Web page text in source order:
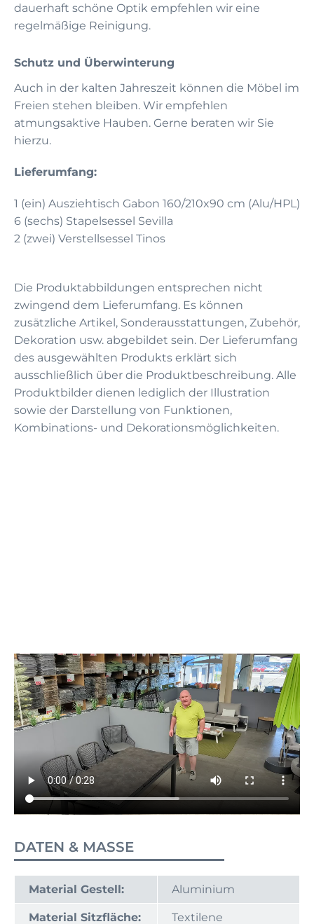
dauerhaft schöne Optik empfehlen wir eine
regelmäßige Reinigung.
Schutz und Überwinterung
Auch in der kalten Jahreszeit können die Möbel im
Freien stehen bleiben. Wir empfehlen
atmungsaktive Hauben. Gerne beraten wir Sie
hierzu.
Lieferumfang:
1 (ein) Ausziehtisch Gabon 160/210x90 cm (Alu/HPL)
6 (sechs) Stapelsessel Sevilla
2 (zwei) Verstellsessel Tinos
Die Produktabbildungen entsprechen nicht
zwingend dem Lieferumfang. Es können
zusätzliche Artikel, Sonderausstattungen, Zubehör,
Dekoration usw. abgebildet sein. Der Lieferumfang
des ausgewählten Produkts erklärt sich
ausschließlich über die Produktbeschreibung. Alle
Produktbilder dienen lediglich der Illustration
sowie der Darstellung von Funktionen,
Kombinations- und Dekorationsmöglichkeiten.
DATEN & MASSE
Material Gestell: Aluminium
Material Sitzfläche: Textilene